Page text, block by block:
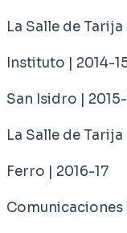
La Salle de
Instituto | 2014-
San Isidro |
La Salle de
Ferro | 2016-17
Comunicaciones